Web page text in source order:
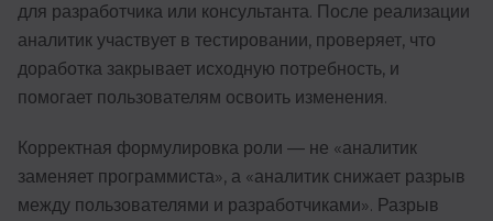
для разработчика или консультанта. После реализации
аналитик участвует в тестировании, проверяет, что
доработка закрывает исходную потребность, и
помогает пользователям освоить изменения.
Корректная формулировка роли — не «аналитик
заменяет программиста», а «аналитик снижает разрыв
между пользователями и разработчиками». Разрыв